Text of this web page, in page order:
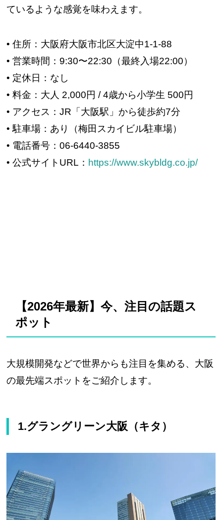
ているような感覚を味わえます。
• 住所：大阪府大阪市北区大淀中1-1-88
• 営業時間：9:30〜22:30（最終入場22:00）
• 定休日：なし
• 料金：大人 2,000円 / 4歳から小学生 500円
• アクセス：JR「大阪駅」から徒歩約7分
• 駐車場：あり（梅田スカイビル駐車場）
• 電話番号：06-6440-3855
• 公式サイトURL： https://www.skybldg.co.jp/
【2026年最新】今、注目の話題ス
ポット
大規模開発などで世界からも注目を集める、大阪
の最先端スポットをご紹介します。
1.グラングリーン大阪（キタ）